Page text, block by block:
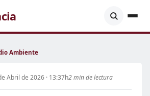
Ambiente
Abril de 2026 · 13:37h2 min de lectura